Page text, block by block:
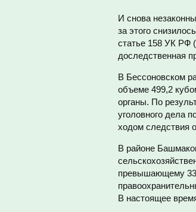
И снова
за этого
статье 158 УК РФ
доследственная
В Бессоновском
объеме 499,2
органы. По
уголовного дела
ходом следствия
В районе
превышающему
В настоящее